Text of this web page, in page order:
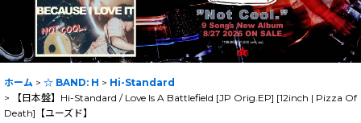
ホーム > ☆ BAND: H > Hi-Standard
>
【日本盤】Hi-Standard / Love Is A Battlefield [JP Orig.EP] [12inch | Pizza Of
Death]【ユーズド】